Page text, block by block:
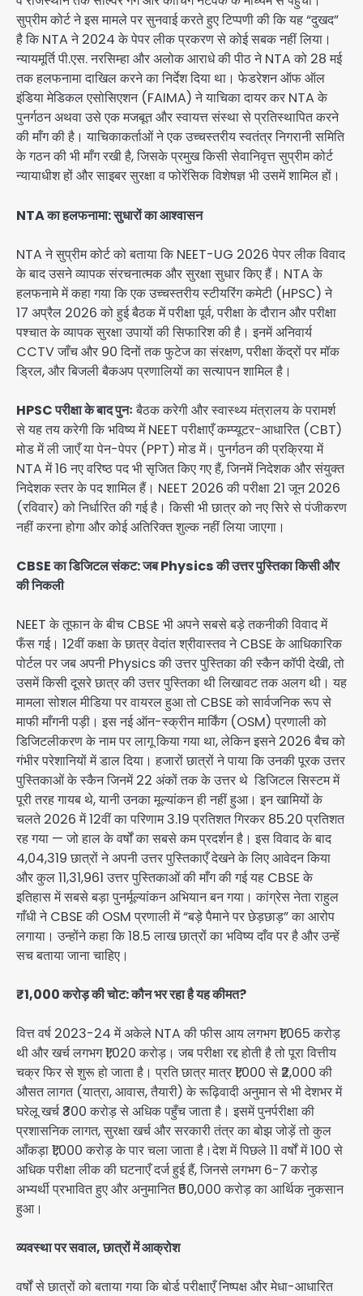
सुप्रीम कोर्ट ने इस मामले पर सुनवाई करते हुए टिप्पणी की कि यह “दुखद”
है कि NTA ने 2024 के पेपर लीक प्रकरण से कोई सबक नहीं लिया।
न्यायमूर्ति पी.एस. नरसिम्हा और अलोक आराधे की पीठ ने NTA को 28 मई
तक हलफनामा दाखिल करने का निर्देश दिया था। फेडरेशन ऑफ ऑल
इंडिया मेडिकल एसोसिएशन (FAIMA) ने याचिका दायर कर NTA के
पुनर्गठन अथवा उसे एक मजबूत और स्वायत्त संस्था से प्रतिस्थापित करने
की माँग की है। याचिकाकर्ताओं ने एक उच्चस्तरीय स्वतंत्र निगरानी समिति
के गठन की भी माँग रखी है, जिसके प्रमुख किसी सेवानिवृत्त सुप्रीम कोर्ट
न्यायाधीश हों और साइबर सुरक्षा व फोरेंसिक विशेषज्ञ भी उसमें शामिल हों।
NTA का हलफनामा: सुधारों का आश्वासन
NTA ने सुप्रीम कोर्ट को बताया कि NEET-UG 2026 पेपर लीक विवाद
के बाद उसने व्यापक संरचनात्मक और सुरक्षा सुधार किए हैं। NTA के
हलफनामे में कहा गया कि एक उच्चस्तरीय स्टीयरिंग कमेटी (HPSC) ने
17 अप्रैल 2026 को हुई बैठक में परीक्षा पूर्व, परीक्षा के दौरान और परीक्षा
पश्चात के व्यापक सुरक्षा उपायों की सिफारिश की है। इनमें अनिवार्य
CCTV जाँच और 90 दिनों तक फुटेज का संरक्षण, परीक्षा केंद्रों पर मॉक
ड्रिल, और बिजली बैकअप प्रणालियों का सत्यापन शामिल है।
HPSC परीक्षा के बाद पुनःबैठक करेगी और स्वास्थ्य मंत्रालय के परामर्श
से यह तय करेगी कि भविष्य में NEET परीक्षाएँ कम्प्यूटर-आधारित (CBT)
मोड में ली जाएँ या पेन-पेपर (PPT) मोड में। पुनर्गठन की प्रक्रिया में
NTA में 16 नए वरिष्ठ पद भी सृजित किए गए हैं, जिनमें निदेशक और संयुक्त
निदेशक स्तर के पद शामिल हैं। NEET 2026 की परीक्षा 21 जून 2026
(रविवार) को निर्धारित की गई है। किसी भी छात्र को नए सिरे से पंजीकरण
नहीं करना होगा और कोई अतिरिक्त शुल्क नहीं लिया जाएगा।
CBSE का डिजिटल संकट: जब Physics की उत्तर पुस्तिका किसी और
की निकली
NEET के तूफान के बीच CBSE भी अपने सबसे बड़े तकनीकी विवाद में
फँस गई। 12वीं कक्षा के छात्र वेदांत श्रीवास्तव ने CBSE के आधिकारिक
पोर्टल पर जब अपनी Physics की उत्तर पुस्तिका की स्कैन कॉपी देखी, तो
उसमें किसी दूसरे छात्र की उत्तर पुस्तिका थी लिखावट तक अलग थी। यह
मामला सोशल मीडिया पर वायरल हुआ तो CBSE को सार्वजनिक रूप से
माफी माँगनी पड़ी। इस नई ऑन-स्क्रीन मार्किंग (OSM) प्रणाली को
डिजिटलीकरण के नाम पर लागू किया गया था, लेकिन इसने 2026 बैच को
गंभीर परेशानियों में डाल दिया। हजारों छात्रों ने पाया कि उनकी पूरक उत्तर
पुस्तिकाओं के स्कैन जिनमें 22 अंकों तक के उत्तर थे डिजिटल सिस्टम में
पूरी तरह गायब थे, यानी उनका मूल्यांकन ही नहीं हुआ। इन खामियों के
चलते 2026 में 12वीं का परिणाम 3.19 प्रतिशत गिरकर 85.20 प्रतिशत
रह गया — जो हाल के वर्षों का सबसे कम प्रदर्शन है। इस विवाद के बाद
4,04,319 छात्रों ने अपनी उत्तर पुस्तिकाएँ देखने के लिए आवेदन किया
और कुल 11,31,961 उत्तर पुस्तिकाओं की माँग की गई यह CBSE के
इतिहास में सबसे बड़ा पुनर्मूल्यांकन अभियान बन गया। कांग्रेस नेता राहुल
गाँधी ने CBSE की OSM प्रणाली में “बड़े पैमाने पर छेड़छाड़” का आरोप
लगाया। उन्होंने कहा कि 18.5 लाख छात्रों का भविष्य दाँव पर है और उन्हें
सच बताया जाना चाहिए।
₹1,000 करोड़ की चोट: कौन भर रहा है यह कीमत?
वित्त वर्ष 2023-24 में अकेले NTA की फीस आय लगभग ₹1,065 करोड़
थी और खर्च लगभग ₹1,020 करोड़। जब परीक्षा रद्द होती है तो पूरा वित्तीय
चक्र फिर से शुरू हो जाता है। प्रति छात्र मात्र ₹1,000 से ₹2,000 की
औसत लागत (यात्रा, आवास, तैयारी) के रूढ़िवादी अनुमान से भी देशभर में
घरेलू खर्च ₹300 करोड़ से अधिक पहुँच जाता है। इसमें पुनर्परीक्षा की
प्रशासनिक लागत, सुरक्षा खर्च और सरकारी तंत्र का बोझ जोड़ें तो कुल
आँकड़ा ₹1,000 करोड़ के पार चला जाता है।देश में पिछले 11 वर्षों में 100 से
अधिक परीक्षा लीक की घटनाएँ दर्ज हुई हैं, जिनसे लगभग 6-7 करोड़
अभ्यर्थी प्रभावित हुए और अनुमानित ₹50,000 करोड़ का आर्थिक नुकसान
हुआ।
व्यवस्था पर सवाल, छात्रों में आक्रोश
वर्षों से छात्रों को बताया गया कि बोर्ड परीक्षाएँ निष्पक्ष और मेधा-आधारित